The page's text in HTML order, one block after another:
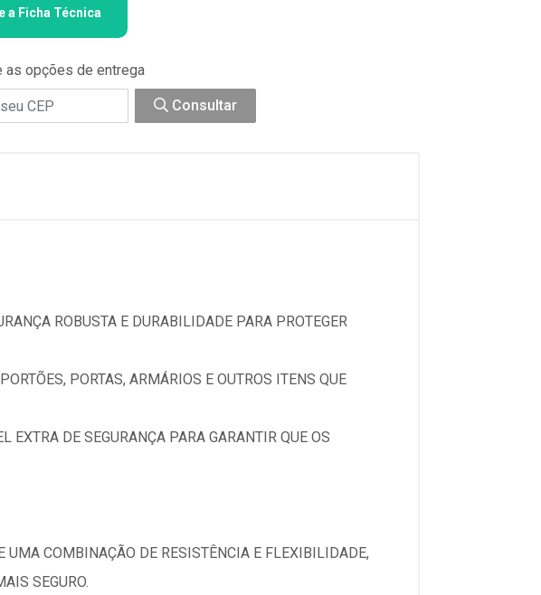
a Ficha Técnica
as opções de entrega
Consultar
ROBUSTA E DURABILIDADE PARA PROTEGER
PORTAS, ARMÁRIOS E OUTROS ITENS QUE
EXTRA DE SEGURANÇA PARA GARANTIR QUE OS
UMA COMBINAÇÃO DE RESISTÊNCIA E FLEXIBILIDADE,
SEGURO.